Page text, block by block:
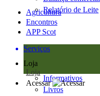
Relatório de Leite
Agricultura
Encontros
APP Scot
Serviços
Loja
Loja
Informativos
Livros
Acessar